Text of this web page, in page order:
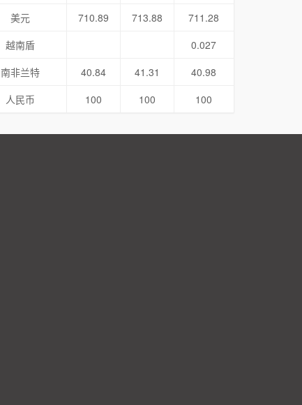
美元
710.89 713.88
711.28
越南盾
0.027
南非兰特
40.84 41.31
40.98
人民币
100 100 100